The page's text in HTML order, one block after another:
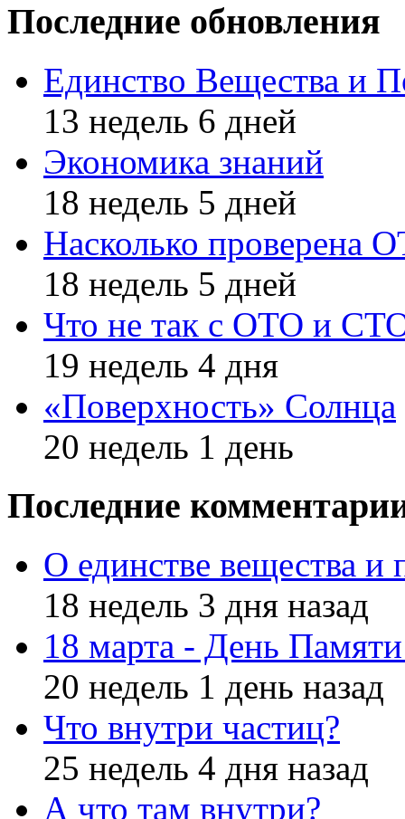
Последние обновления
Единство Вещества и
13 недель 6 дней
Экономика знаний
18 недель 5 дней
Насколько проверена
18 недель 5 дней
Что не так с ОТО и
19 недель 4 дня
«Поверхность» Солнца
20 недель 1 день
Последние
О единстве вещества и
18 недель 3 дня назад
18 марта - День
20 недель 1 день назад
Что внутри частиц?
25 недель 4 дня назад
А что там внутри?